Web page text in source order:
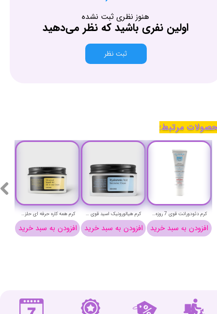
هنوز نظری ثبت نشده
اولین نفری باشید که نظر می‌دهید
ثبت نظر
کرم همه کاره حرفه ای حلزون کوزارکس وزن 100 گرم - COSRX Advanced Snail 92 All in one Cream
افزودن به سبد خرید
کرم هیالورونیک اسید قوی کوزارکس وزن 100 گرم - COSRX Hyaluronic Acid Intensive Cream
افزودن به سبد خرید
کرم دئودورانت قوی 7 روزه کلیون حجم 25 میلی لیتر - cliven DEODORANT cream
افزودن به سبد خرید
مرتبط: